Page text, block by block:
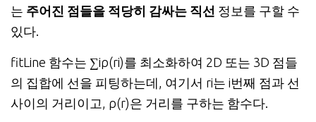
는 주어진 점들을 적당히 감싸는 직선 정보를 구할 수
있다.
fitLine 함수는 ∑iρ(ri)를 최소화하여 2D 또는 3D 점들
의 집합에 선을 피팅하는데, 여기서 ri는 i번째 점과 선
사이의 거리이고, ρ(r)은 거리를 구하는 함수다.